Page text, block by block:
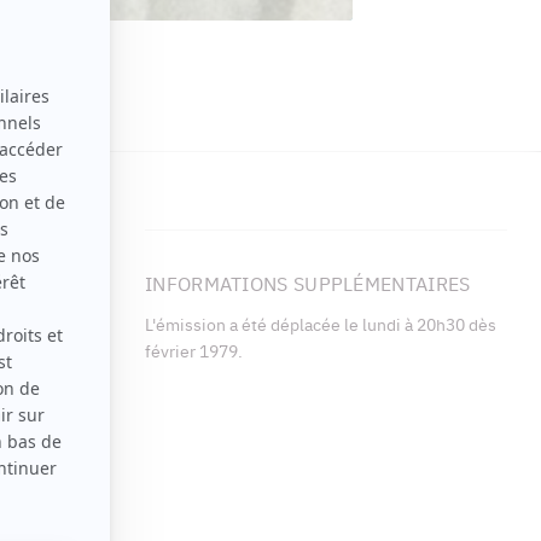
celui-ci
oncle
soeurs
et
du Québec
INFORMATIONS SUPPLÉMENTAIRES
L'émission a été déplacée le lundi à 20h30 dès
février 1979.